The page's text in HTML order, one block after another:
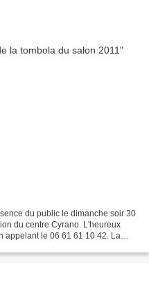
du public le dimanche soir 30
du centre Cyrano. L'heureux
appelant le 06 61 61 10 42. La